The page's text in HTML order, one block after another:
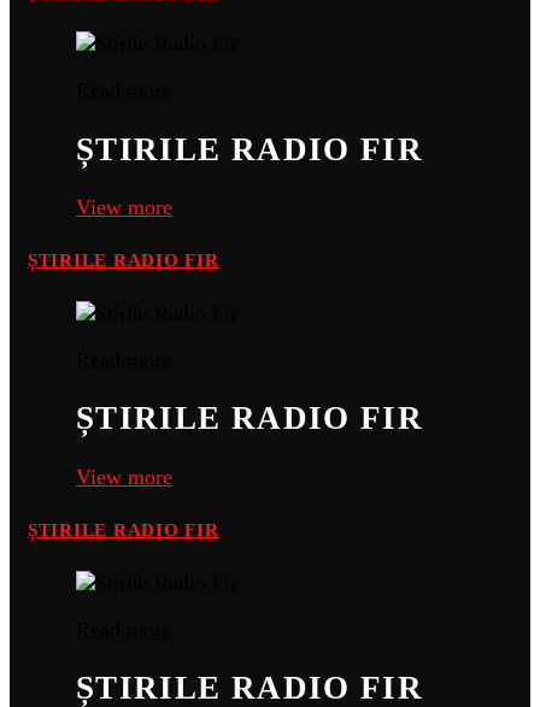
ȘTIRILE RADIO FIR
View more
ȘTIRILE RADIO FIR
ȘTIRILE RADIO FIR
View more
ȘTIRILE RADIO FIR
ȘTIRILE RADIO FIR